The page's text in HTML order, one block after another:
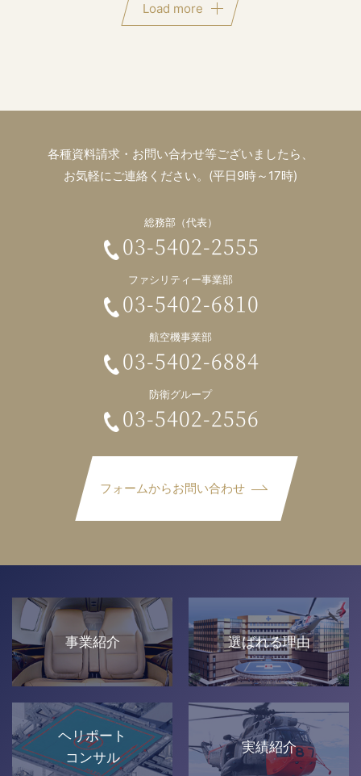
Load more
各種資料請求・お問い合わせ等ございましたら、
お気軽にご連絡ください。(平日9時～17時)
フォームからお問い合わせ
総務部（代表）
03-5402-2555
ファシリティー事業部
03-5402-6810
航空機事業部
03-5402-6884
防衛グループ
03-5402-2556
事業紹介 選ばれる理由
ヘリポート
コンサル
実績紹介